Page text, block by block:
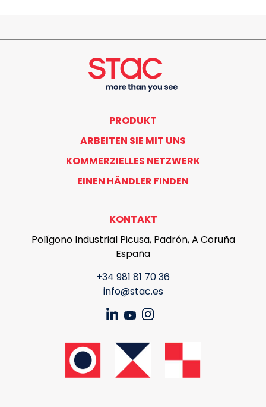
PRODUKT
ARBEITEN SIE MIT UNS
KOMMERZIELLES NETZWERK
EINEN HÄNDLER FINDEN
KONTAKT
Polígono Industrial Picusa, Padrón, A Coruña
España
+34 981 81 70 36
info@stac.es